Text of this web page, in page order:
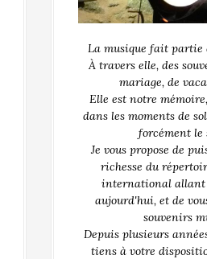
La musique fait partie
À travers elle, des
mariage, de
Elle est notre
dans les moments de
forcément le
Je vous propose de
richesse du
international allant
aujourd'hui, et de
souvenirs
Depuis plusieurs
tiens à votre